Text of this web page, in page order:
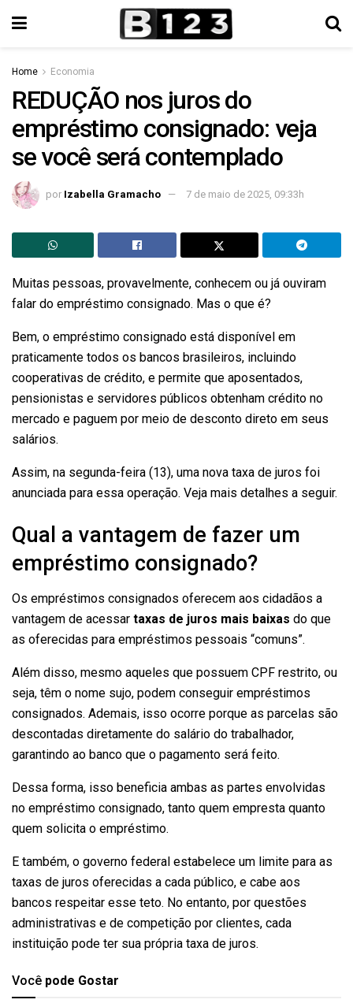
Home Economia
REDUÇÃO nos juros do
empréstimo consignado: veja
se você será contemplado
por Izabella Gramacho 7 de maio de 2025, 09:33h
Muitas pessoas, provavelmente, conhecem ou já ouviram
falar do empréstimo consignado. Mas o que é?
Bem, o empréstimo consignado está disponível em
praticamente todos os bancos brasileiros, incluindo
cooperativas de crédito, e permite que aposentados,
pensionistas e servidores públicos obtenham crédito no
mercado e paguem por meio de desconto direto em seus
salários.
Assim, na segunda-feira (13), uma nova taxa de juros foi
anunciada para essa operação. Veja mais detalhes a seguir.
Qual a vantagem de fazer um
empréstimo consignado?
Os empréstimos consignados oferecem aos cidadãos a
vantagem de acessar taxas de juros mais baixas do que
as oferecidas para empréstimos pessoais “comuns”.
Além disso, mesmo aqueles que possuem CPF restrito, ou
seja, têm o nome sujo, podem conseguir empréstimos
consignados. Ademais, isso ocorre porque as parcelas são
descontadas diretamente do salário do trabalhador,
garantindo ao banco que o pagamento será feito.
Dessa forma, isso beneficia ambas as partes envolvidas
no empréstimo consignado, tanto quem empresta quanto
quem solicita o empréstimo.
E também, o governo federal estabelece um limite para as
taxas de juros oferecidas a cada público, e cabe aos
bancos respeitar esse teto. No entanto, por questões
administrativas e de competição por clientes, cada
instituição pode ter sua própria taxa de juros.
Você pode Gostar